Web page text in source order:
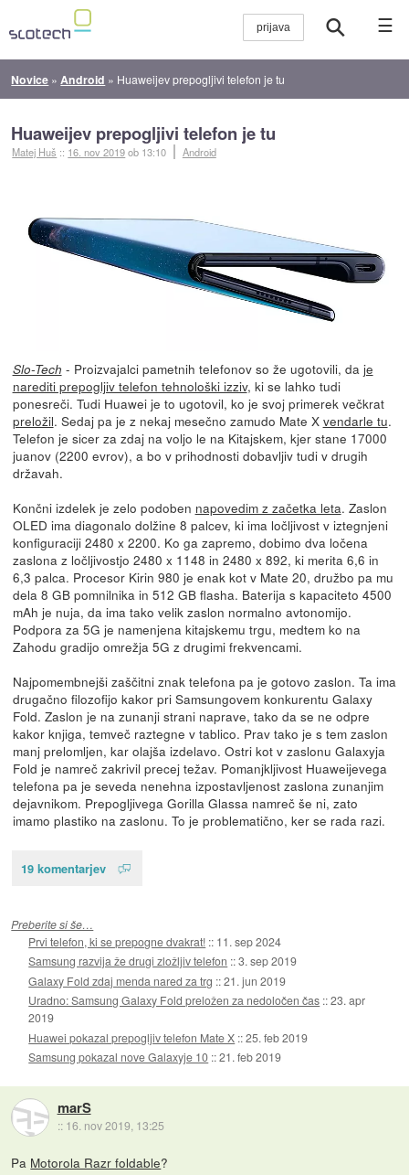
☰
Novice » Android » Huaweijev prepogljivi telefon je tu
Huaweijev prepogljivi telefon je tu
Matej Huš :: 16. nov 2019ob 13:10 Android
Slo-Tech - Proizvajalci pametnih telefonov so že ugotovili, da je
narediti prepogljiv telefon tehnološki izziv, ki se lahko tudi
ponesreči. Tudi Huawei je to ugotovil, ko je svoj primerek večkrat
preložil. Sedaj pa je z nekaj mesečno zamudo Mate X vendarle tu.
Telefon je sicer za zdaj na voljo le na Kitajskem, kjer stane 17000
juanov (2200 evrov), a bo v prihodnosti dobavljiv tudi v drugih
državah.
Končni izdelek je zelo podoben napovedim z začetka leta. Zaslon
OLED ima diagonalo dolžine 8 palcev, ki ima ločljivost v iztegnjeni
konfiguraciji 2480 x 2200. Ko ga zapremo, dobimo dva ločena
zaslona z ločljivostjo 2480 x 1148 in 2480 x 892, ki merita 6,6 in
6,3 palca. Procesor Kirin 980 je enak kot v Mate 20, družbo pa mu
dela 8 GB pomnilnika in 512 GB flasha. Baterija s kapaciteto 4500
mAh je nuja, da ima tako velik zaslon normalno avtonomijo.
Podpora za 5G je namenjena kitajskemu trgu, medtem ko na
Zahodu gradijo omrežja 5G z drugimi frekvencami.
Najpomembnejši zaščitni znak telefona pa je gotovo zaslon. Ta ima
drugačno filozofijo kakor pri Samsungovem konkurentu Galaxy
Fold. Zaslon je na zunanji strani naprave, tako da se ne odpre
kakor knjiga, temveč raztegne v tablico. Prav tako je s tem zaslon
manj prelomljen, kar olajša izdelavo. Ostri kot v zaslonu Galaxyja
Fold je namreč zakrivil precej težav. Pomanjkljivost Huaweijevega
telefona pa je seveda nenehna izpostavljenost zaslona zunanjim
dejavnikom. Prepogljivega Gorilla Glassa namreč še ni, zato
imamo plastiko na zaslonu. To je problematično, ker se rada razi.
19 komentarjev
Preberite si še…
Prvi telefon, ki se prepogne dvakrat! :: 11. sep 2024
Samsung razvija že drugi zložljiv telefon ::3. sep 2019
Galaxy Fold zdaj menda nared za trg ::21. jun 2019
Uradno: Samsung Galaxy Fold preložen za nedoločen čas ::23. apr
2019
Huawei pokazal prepogljiv telefon Mate X ::25. feb 2019
Samsung pokazal nove Galaxyje 10 ::21. feb 2019
marS
:: 16. nov 2019, 13:25
Pa Motorola Razr foldable?